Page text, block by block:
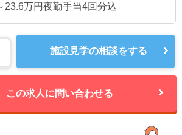
23.6万円夜勤手当4回分込
施設見学の相談をする
この求人に問い合わせる